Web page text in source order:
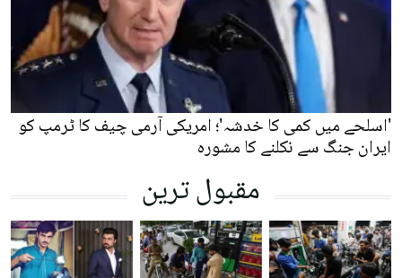
'اسلحے میں کمی کا خدشہ'؛ امریکی آرمی چیف کا ٹرمپ کو
ایران جنگ سے نکلنے کا مشورہ
مقبول ترین